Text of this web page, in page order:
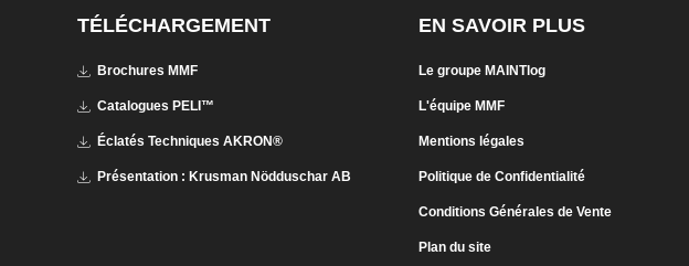
TÉLÉCHARGEMENT
Brochures MMF
Catalogues PELI™
Éclatés Techniques AKRON®
Présentation : Krusman Nödduschar AB
EN SAVOIR PLUS
Le groupe MAINTlog
L'équipe MMF
Mentions légales
Politique de Confidentialité
Conditions Générales de Vente
Plan du site